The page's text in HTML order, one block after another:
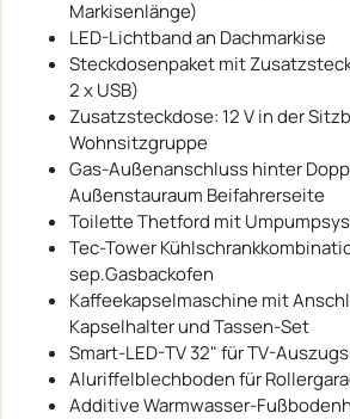
Markisenlänge)
LED-Lichtband an Dachmarkise
Steckdosenpaket mit
2 x USB)
Zusatzsteckdose: 12 V in der
Wohnsitzgruppe
Gas-Außenanschluss hinter
Außenstauraum Beifahrerseite
Toilette Thetford mit
Tec-Tower
sep.Gasbackofen
Kaffeekapselmaschine mit
Kapselhalter und Tassen-Set
Smart-LED-TV 32" für TV-
Aluriffelblechboden für
Additive Warmwasser-